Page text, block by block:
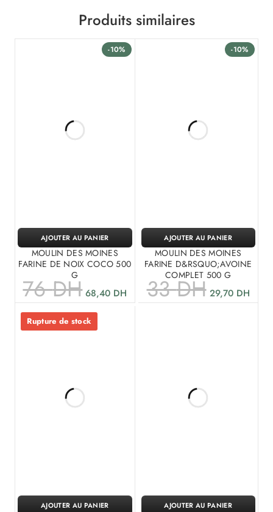
Produits similaires
-10%
MOULIN DES MOINES
FARINE DE NOIX COCO 500
G
76DH 68,40 DH
AJOUTER AU PANIER
-10%
MOULIN DES MOINES
FARINE D&RSQUO;AVOINE
COMPLET 500 G
33DH 29,70 DH
AJOUTER AU PANIER
Rupture de stock
AJOUTER AU PANIER AJOUTER AU PANIER